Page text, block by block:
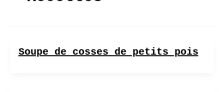
Soupe de cosses de petits pois